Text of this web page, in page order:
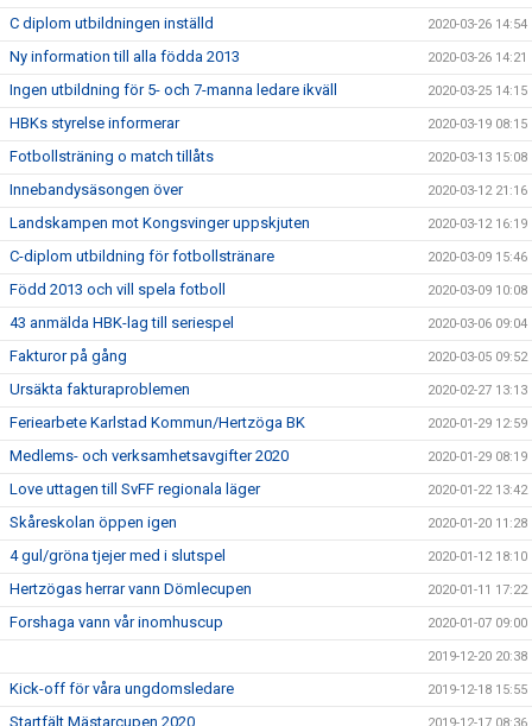
C diplom utbildningen inställd 2020-03-26 14:54
Ny information till alla födda 2013 2020-03-26 14:21
Ingen utbildning för 5- och 7-manna ledare ikväll 2020-03-25 14:15
HBKs styrelse informerar 2020-03-19 08:15
Fotbollsträning o match tillåts 2020-03-13 15:08
Innebandysäsongen över 2020-03-12 21:16
Landskampen mot Kongsvinger uppskjuten 2020-03-12 16:19
C-diplom utbildning för fotbollstränare 2020-03-09 15:46
Född 2013 och vill spela fotboll 2020-03-09 10:08
43 anmälda HBK-lag till seriespel 2020-03-06 09:04
Fakturor på gång 2020-03-05 09:52
Ursäkta fakturaproblemen 2020-02-27 13:13
Feriearbete Karlstad Kommun/Hertzöga BK 2020-01-29 12:59
Medlems- och verksamhetsavgifter 2020 2020-01-29 08:19
Love uttagen till SvFF regionala läger 2020-01-22 13:42
Skåreskolan öppen igen 2020-01-20 11:28
4 gul/gröna tjejer med i slutspel 2020-01-12 18:10
Hertzögas herrar vann Dömlecupen 2020-01-11 17:22
Forshaga vann vår inomhuscup 2020-01-07 09:00
2019-12-20 20:38
Kick-off för våra ungdomsledare 2019-12-18 15:55
Startfält Mästarcupen 2020